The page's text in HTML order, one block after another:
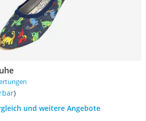
)
und weitere Angebote